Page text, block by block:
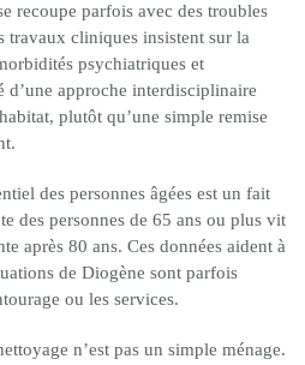
recoupe parfois avec des troubles
travaux cliniques insistent sur la
psychiatriques et
d’une approche interdisciplinaire
plutôt qu’une simple remise
des personnes âgées est un fait
des personnes de 65 ans ou plus vit
après 80 ans. Ces données aident à
de Diogène sont parfois
ou les services.
n’est pas un simple ménage.